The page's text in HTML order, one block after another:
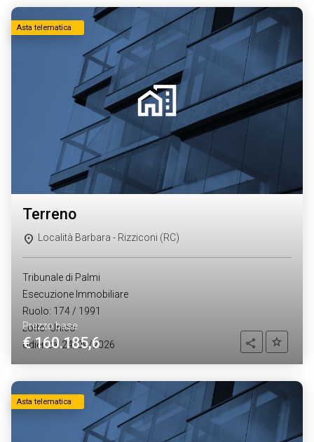
Asta telematica
Prezzo base
€ 160.185,6
terreno
Località Barbara - Rizziconi (RC)
Tribunale di Palmi
Esecuzione Immobiliare
Ruolo: 174 / 1991
Lotto: Unico
Udienza: 24/09/2026
Condividi
Asta telematica